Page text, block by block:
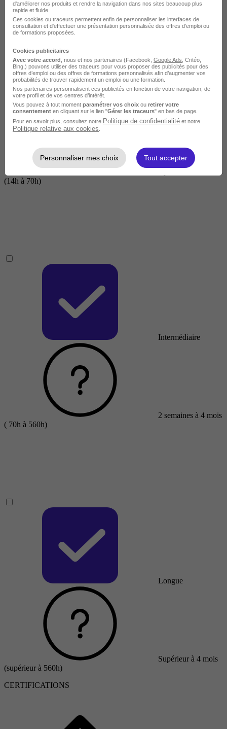
Courte
2 jours à 2 semaines
(14h à 70h)
Intermédiaire
2 semaines à 4 mois
( 70h à 560h)
Longue
Supérieur à 4 mois
(supérieur à 560h)
CERTIFICATIONS
d'améliorer nos produits et rendre la navigation dans nos sites beaucoup plus
rapide et fluide.
Ces cookies ou traceurs permettent enfin de personnaliser les interfaces de
consultation et d'effectuer une présentation personnalisée des offres d'emploi ou
de formations proposées.
Cookies publicitaires
Avec votre accord , nous et nos partenaires (Facebook, Google Ads , Critéo,
Bing,) pouvons utiliser des traceurs pour vous proposer des publicités pour des
offres d’emploi ou des offres de formations personnalisés afin d’augmenter vos
probabilités de trouver rapidement un emploi ou une formation.
Nos partenaires personnalisent ces publicités en fonction de votre navigation, de
votre profil et de vos centres d’intérêt.
Vous pouvez à tout moment paramétrer vos choix ou retirer votre
consentement en cliquant sur le lien "Gérer les traceurs" en bas de page.
Pour en savoir plus, consultez notre Politique de confidentialité et notre
Politique relative aux cookies
Personnaliser mes choix Tout accepter